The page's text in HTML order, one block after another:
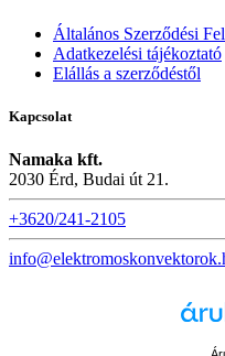
Általános Szerződési
Adatkezelési tájékoztató
Elállás a szerződéstől
Kapcsolat
Namaka kft.
2030 Érd, Budai út 21.
+3620/241-2105